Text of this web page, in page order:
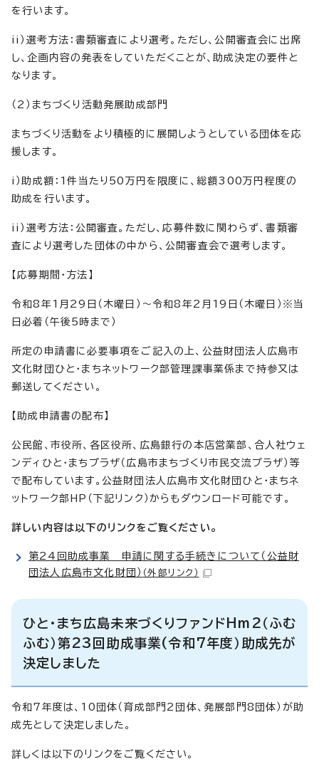
を行います。
ii）選考方法：書類審査により選考。ただし、公開審査会に出席
し、企画内容の発表をしていただくことが、助成決定の要件と
なります。
（2）まちづくり活動発展助成部門
まちづくり活動をより積極的に展開しようとしている団体を応
援します。
i）助成額：1件当たり50万円を限度に、総額300万円程度の
助成を行います。
ii）選考方法：公開審査。ただし、応募件数に関わらず、書類審
査により選考した団体の中から、公開審査会で選考します。
【応募期間・方法】
令和8年1月29日（木曜日）～令和8年2月19日（木曜日）※当
日必着（午後5時まで）
所定の申請書に必要事項をご記入の上、公益財団法人広島市
文化財団ひと・まちネットワーク部管理課事業係まで持参又は
郵送してください。
【助成申請書の配布】
公民館、市役所、各区役所、広島銀行の本店営業部、合人社ウェ
ンディひと・まちプラザ（広島市まちづくり市民交流プラザ）等
で配布しています。公益財団法人広島市文化財団ひと・まちネ
ットワーク部HP（下記リンク）からもダウンロード可能です。
詳しい内容は以下のリンクをご覧ください。
第24回助成事業 申請に関する手続きについて（公益財
団法人広島市文化財団） （外部リンク）
ひと・まち広島未来づくりファンドHm2（ふむ
ふむ）第23回助成事業(令和7年度）助成先が
決定しました
令和7年度は、10団体（育成部門2団体、発展部門8団体）が助
成先として決定しました。
詳しくは以下のリンクをご覧ください。